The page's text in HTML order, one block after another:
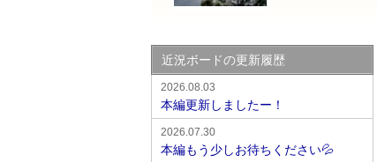
近況ボードの更新履歴
2026.08.03
本編更新しましたー！
2026.07.30
本編もう少しお待ちください💦